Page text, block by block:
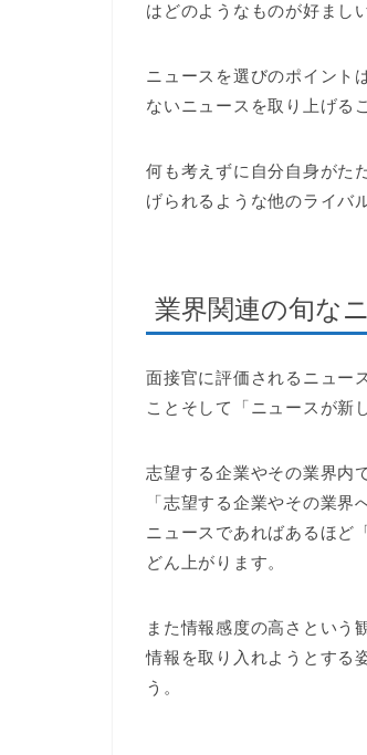
はどのようなものが好まし
ニュースを選びのポイント
ないニュースを取り上げる
何も考えずに自分自身がた
げられるような他のライバ
業界関連の旬な
面接官に評価されるニュー
ことそして「ニュースが新
志望する企業やその業界内
「志望する企業やその業
ニュースであればあるほど
どん上がります。
また情報感度の高さという
情報を取り入れようとする
う。